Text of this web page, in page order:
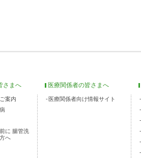
さまへ
案内
に 腸管洗
へ
医療関係者の皆さまへ
医療関係者向け情報サイト